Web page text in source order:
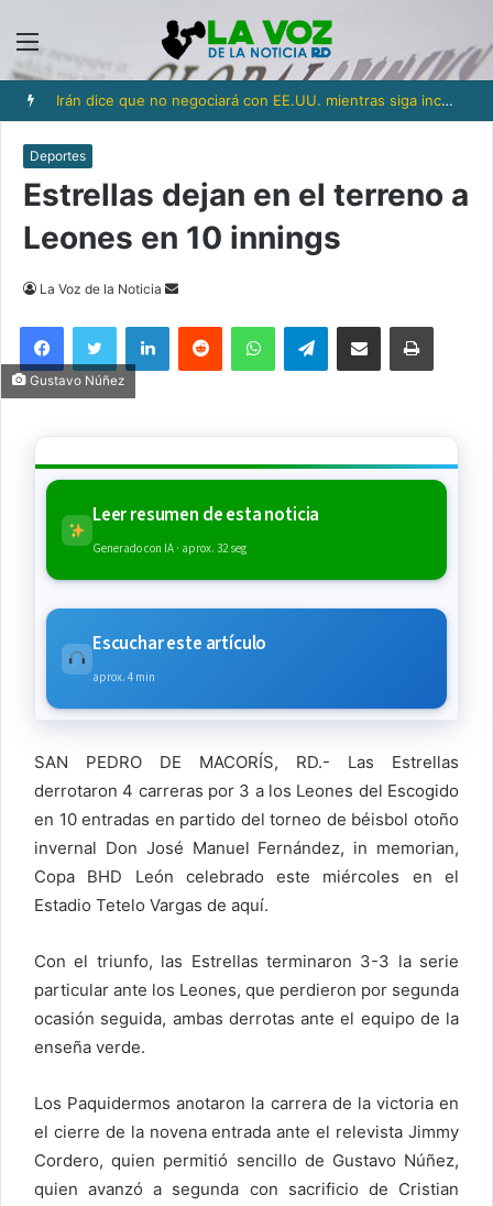
Menú
El papa urge a Ucrania y Rusia a que detengan los ataques a objetivos civiles
Deportes
Estrellas dejan en el terreno a
Leones en 10 innings
La Voz de la Noticia
Send
email
FacebookTwitter LinkedInReddit WhatsAppTelegramCompartir via Email Imprimi
Gustavo Núñez
Leer resumen de esta noticia
Generado con IA · aprox. 32 seg
Escuchar este artículo
aprox. 4 min
SAN PEDRO DE MACORÍS, RD.- Las Estrellas
derrotaron 4 carreras por 3 a los Leones del Escogido
en 10 entradas en partido del torneo de béisbol otoño
invernal Don José Manuel Fernández, in memorian,
Copa BHD León celebrado este miércoles en el
Estadio Tetelo Vargas de aquí.
Con el triunfo, las Estrellas terminaron 3-3 la serie
particular ante los Leones, que perdieron por segunda
ocasión seguida, ambas derrotas ante el equipo de la
enseña verde.
Los Paquidermos anotaron la carrera de la victoria en
el cierre de la novena entrada ante el relevista Jimmy
Cordero, quien permitió sencillo de Gustavo Núñez,
quien avanzó a segunda con sacrificio de Cristian